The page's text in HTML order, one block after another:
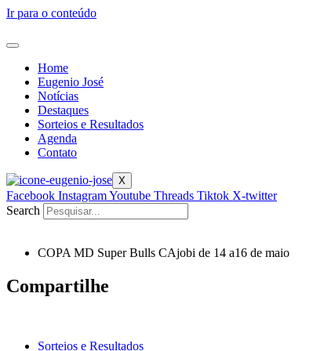
Ir para o conteúdo
Home
Eugenio José
Notícias
Destaques
Sorteios e Resultados
Agenda
Contato
X
Facebook InstagramYoutube Threads Tiktok X-twitter
Search
COPA MD Super Bulls CAjobi de 14 a16 de maio
Compartilhe
Sorteios e Resultados